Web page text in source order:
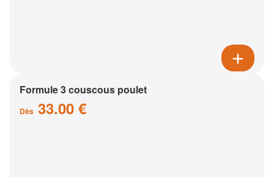
Formule 3 couscous poulet
Dès 33.00 €